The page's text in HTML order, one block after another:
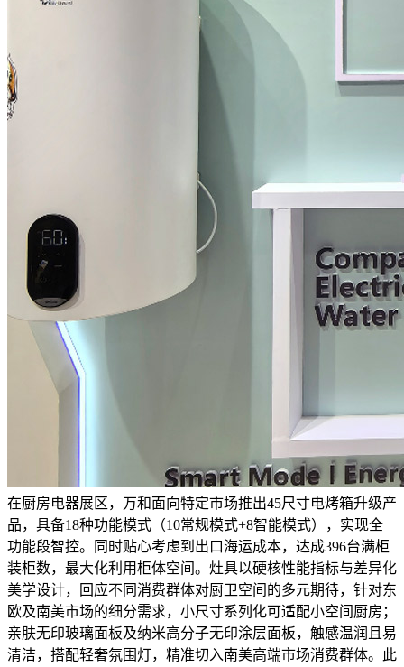
在厨房电器展区，万和面向特定市场推出45尺寸电烤箱升级产
品，具备18种功能模式（10常规模式+8智能模式），实现全
功能段智控。同时贴心考虑到出口海运成本，达成396台满柜
装柜数，最大化利用柜体空间。灶具以硬核性能指标与差异化
美学设计，回应不同消费群体对厨卫空间的多元期待，针对东
欧及南美市场的细分需求，小尺寸系列化可适配小空间厨房；
亲肤无印玻璃面板及纳米高分子无印涂层面板，触感温润且易
清洁，搭配轻奢氛围灯，精准切入南美高端市场消费群体。此